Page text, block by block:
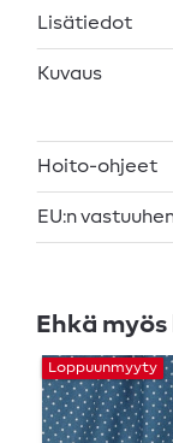
Lisätiedot
Kuvaus
Hoito-ohjeet
EU:n
Ehkä
Loppuunmyyty